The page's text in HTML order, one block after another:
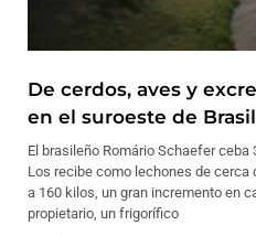
De cerdos, aves y
en el suroeste de Brasil
El brasileño Romário Schaefer
Los recibe como lechones de cerca
a 160 kilos, un gran incremento en
propietario, un frigorífico